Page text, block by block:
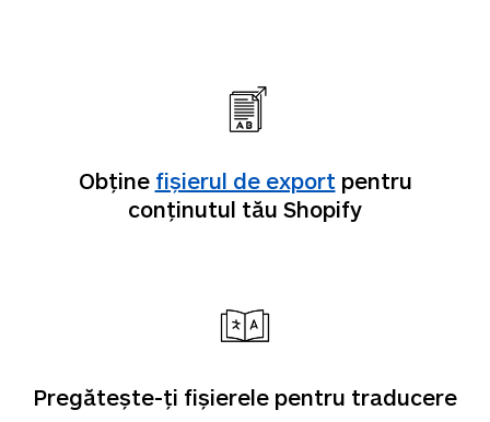
Obține fișierul de export pentru
conținutul tău Shopify
Pregătește-ți fișierele pentru traducere